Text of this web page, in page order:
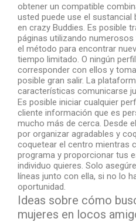
obtener un compatible
usted puede use el
en crazy Buddies. Es posible
páginas utilizando
el método para encontrar
tiempo limitado. O ningún
corresponder con ellos y
posible gran salir. La
características comunicarse
Es posible iniciar cualquier
cliente información que es
mucho más de cerca. Desde
por organizar agradables y
coquetear el centro mientras
programa y proporcionar tus
individuo quieres. Solo
líneas junto con ella, si no lo
oportunidad.
Ideas sobre cómo
mujeres en locos